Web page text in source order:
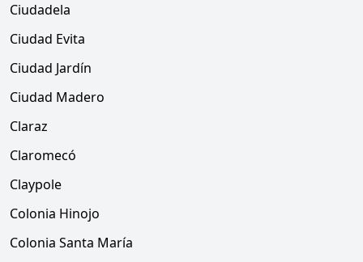
Ciudadela
Ciudad Evita
Ciudad Jardín
Ciudad Madero
Claraz
Claromecó
Claypole
Colonia Hinojo
Colonia Santa María